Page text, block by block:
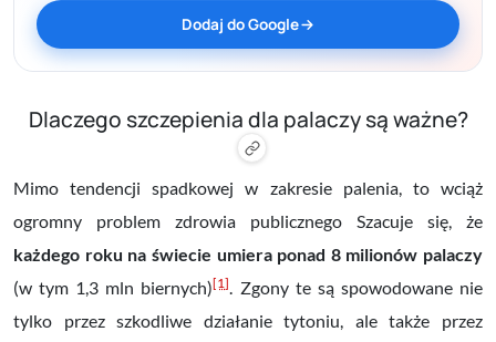
Dodaj do Google
Dlaczego szczepienia dla palaczy są ważne?
Mimo tendencji spadkowej w zakresie palenia, to wciąż
ogromny problem zdrowia publicznego Szacuje się, że
każdego roku na świecie umiera ponad 8 milionów palaczy
(w tym 1,3 mln biernych)[1]. Zgony te są spowodowane nie
tylko przez szkodliwe działanie tytoniu, ale także przez